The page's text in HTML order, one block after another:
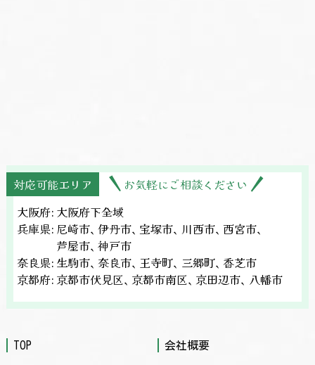
対応可能エリア
お気軽にご相談ください
大阪府: 大阪府下全域
兵庫県: 尼崎市、伊丹市、宝塚市、川西市、西宮市、
芦屋市、神戸市
奈良県: 生駒市、奈良市、王寺町、三郷町、香芝市
京都府: 京都市伏見区、京都市南区、京田辺市、八幡市
TOP 会社概要